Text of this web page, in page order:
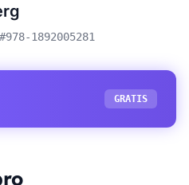
#978-1892005281
GRATIS